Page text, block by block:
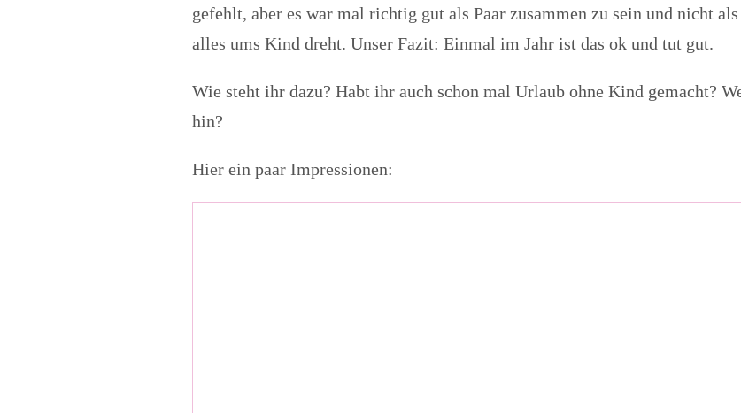
gefehlt, aber es war mal richtig gut als Paar zusammen zu sein und nicht
alles ums Kind dreht. Unser Fazit: Einmal im Jahr ist das ok und tut gut.
Wie steht ihr dazu? Habt ihr auch schon mal Urlaub ohne Kind gemacht?
hin?
Hier ein paar Impressionen: